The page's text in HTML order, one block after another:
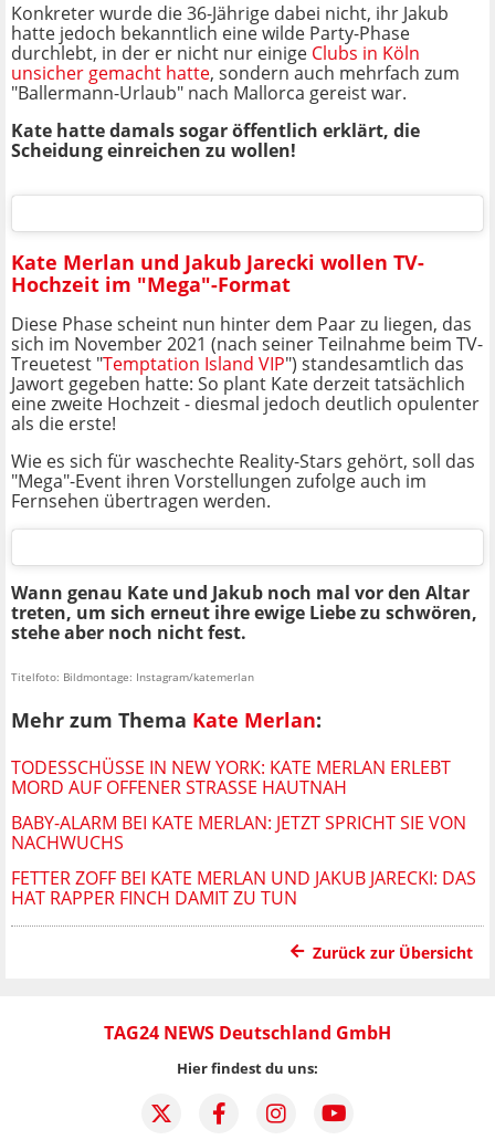
Konkreter wurde die 36-Jährige dabei nicht, ihr Jakub
hatte jedoch bekanntlich eine wilde Party-Phase
durchlebt, in der er nicht nur einige Clubs in Köln
unsicher gemacht hatte, sondern auch mehrfach zum
"Ballermann-Urlaub" nach Mallorca gereist war.
Kate hatte damals sogar öffentlich erklärt, die
Scheidung einreichen zu wollen!
Kate Merlan und Jakub Jarecki wollen TV-
Hochzeit im "Mega"-Format
Diese Phase scheint nun hinter dem Paar zu liegen, das
sich im November 2021 (nach seiner Teilnahme beim TV-
Treuetest "Temptation Island VIP") standesamtlich das
Jawort gegeben hatte: So plant Kate derzeit tatsächlich
eine zweite Hochzeit - diesmal jedoch deutlich opulenter
als die erste!
Wie es sich für waschechte Reality-Stars gehört, soll das
"Mega"-Event ihren Vorstellungen zufolge auch im
Fernsehen übertragen werden.
Wann genau Kate und Jakub noch mal vor den Altar
treten, um sich erneut ihre ewige Liebe zu schwören,
stehe aber noch nicht fest.
Titelfoto: Bildmontage: Instagram/katemerlan
Mehr zum Thema Kate Merlan:
TODESSCHÜSSE IN NEW YORK: KATE MERLAN ERLEBT
MORD AUF OFFENER STRASSE HAUTNAH
BABY-ALARM BEI KATE MERLAN: JETZT SPRICHT SIE VON
NACHWUCHS
FETTER ZOFF BEI KATE MERLAN UND JAKUB JARECKI: DAS
HAT RAPPER FINCH DAMIT ZU TUN
Zurück zur Übersicht
TAG24 NEWS Deutschland GmbH
Hier findest du uns: